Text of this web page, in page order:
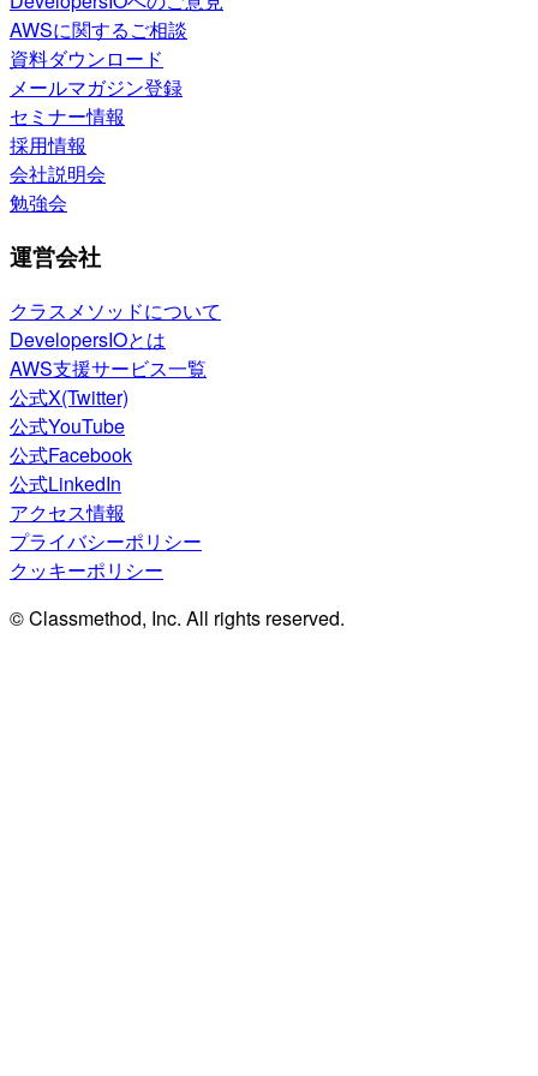
AWSに関するご相談
資料ダウンロード
メールマガジン登録
セミナー情報
採用情報
会社説明会
勉強会
運営会社
クラスメソッドについて
DevelopersIOとは
AWS支援サービス一覧
公式X(Twitter)
公式YouTube
公式Facebook
公式LinkedIn
アクセス情報
プライバシーポリシー
クッキーポリシー
© Classmethod, Inc. All rights reserved.